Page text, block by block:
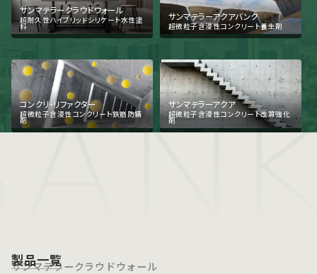
サンマテラークラウドウォール
超耐久性ハイブリッドシリケート水性塗
料
サンマテラーアクアバンク
超微粒子含浸性コンクリート養生剤
コンクリ・リファクター
超微粒子含浸性コンクリート鉄筋防錆
剤
サンマテラーアクア
超微粒子含浸性コンクリート改質強化
剤
製品一覧
サンマテラークラウドウォール